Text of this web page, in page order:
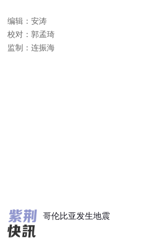
编辑：安涛
校对：郭孟琦
监制：连振海
气温达3...
哥伦比亚发生地震